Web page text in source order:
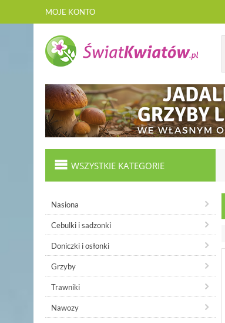
MOJE KONTO
WSZYSTKIE KATEGORIE
Nasiona
Cebulki i sadzonki
Doniczki i osłonki
Grzyby
Trawniki
Nawozy